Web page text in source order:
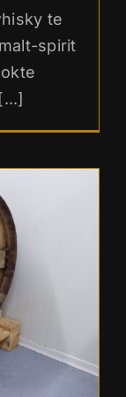
te
spirit
PX